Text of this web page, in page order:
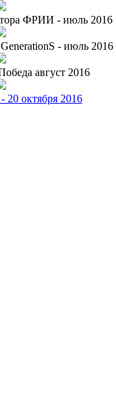
ФРИИ - июль 2016
- июль 2016
август 2016
октября 2016